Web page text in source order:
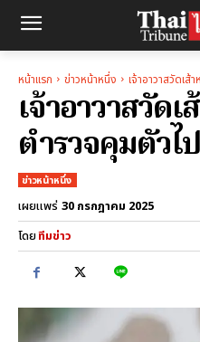
หน้าแรก ข่าวหน้าหนึ่ง เจ้าอาวาสวัดเส้
เจ้าอาวาสวัด
ตำรวจคุมตัวไ
ข่าวหน้าหนึ่ง
เผยแพร่ 30 กรกฎาคม 2025
โดยทีมข่าว